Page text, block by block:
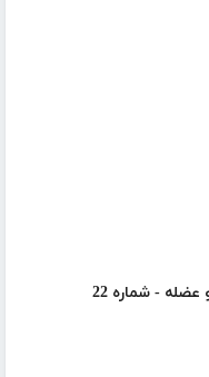
- شماره 22